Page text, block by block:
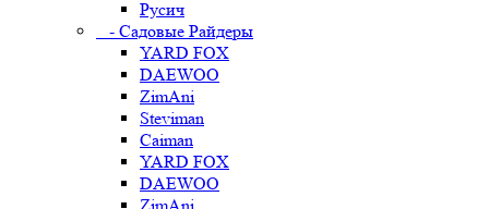
Русич
- Садовые Райдеры
YARD FOX
DAEWOO
ZimAni
Steviman
Caiman
YARD FOX
DAEWOO